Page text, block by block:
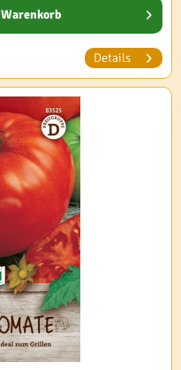
Warenkorb
Details